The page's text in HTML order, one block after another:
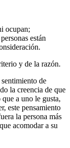
ocupan;
están
y de la razón.
de
la creencia de que
a uno le gusta,
este pensamiento
la persona más
acomodar a su